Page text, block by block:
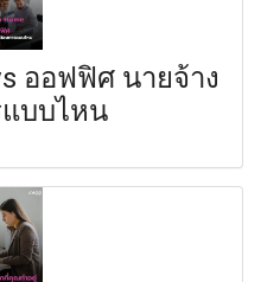
ออฟฟิศ นายจ้าง
แบบไหน